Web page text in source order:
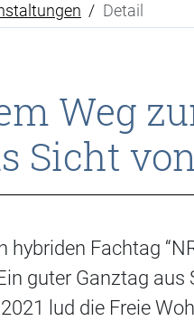
Detail
Weg
Sicht
hybriden Fachtag
guter Ganztag aus
lud die Freie